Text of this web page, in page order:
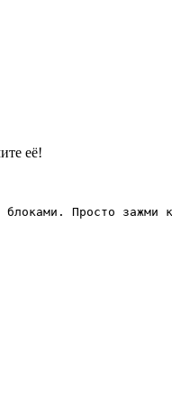
её!
Просто